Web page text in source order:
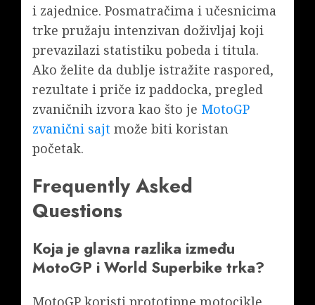
i zajednice. Posmatračima i učesnicima
trke pružaju intenzivan doživljaj koji
prevazilazi statistiku pobeda i titula.
Ako želite da dublje istražite raspored,
rezultate i priče iz paddocka, pregled
zvaničnih izvora kao što je MotoGP
zvanični sajt može biti koristan
početak.
Frequently Asked
Questions
Koja je glavna razlika između
MotoGP i World Superbike trka?
MotoGP koristi prototipne motocikle